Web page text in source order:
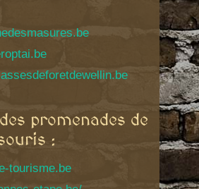
promenades de
:
tourisme.be